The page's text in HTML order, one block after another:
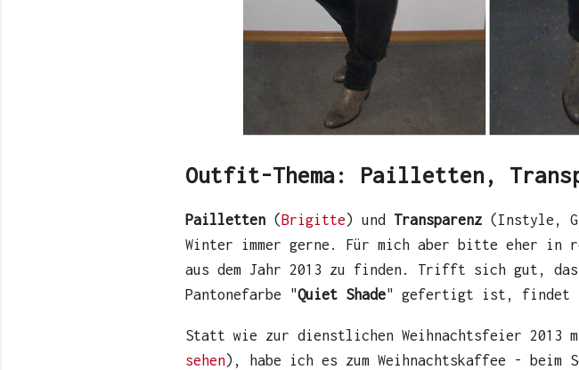
Outfit-Thema: Pailletten,
Pailletten ( Brigitte ) und Transparenz (Instyle,
Winter immer gerne. Für mich aber bitte eher in
aus dem Jahr 2013 zu finden. Trifft sich gut,
Pantonefarbe "Quiet Shade" gefertigt ist, findet
Statt wie zur dienstlichen Weihnachtsfeier 2013
sehen), habe ich es zum Weihnachtskaffee - beim